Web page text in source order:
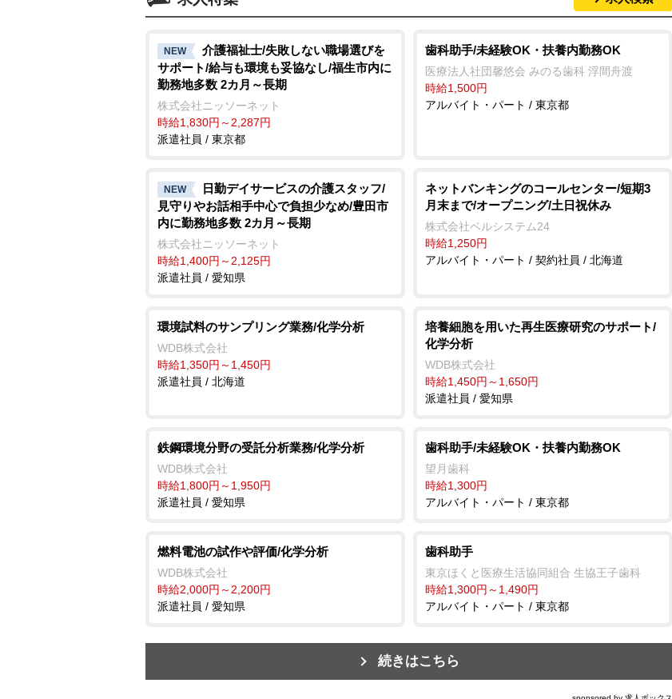
e
NEW
介護福祉士/失敗しない職場選びを
サポート/給与も環境も妥協なし/福生市内に
勤務地多数 2カ月～長期
株式会社ニッソーネット
時給1,830円～2,287円
派遣社員 / 東京都
歯科助手/未経験OK・扶養内勤務OK
医療法人社団馨悠会 みのる歯科 浮間舟渡
時給1,500円
アルバイト・パート / 東京都
NEW
日勤デイサービスの介護スタッフ/
見守りやお話相手中心で負担少なめ/豊田市
内に勤務地多数 2カ月～長期
株式会社ニッソーネット
時給1,400円～2,125円
派遣社員 / 愛知県
ネットバンキングのコールセンター/短期3
月末まで/オープニング/土日祝休み
株式会社ベルシステム24
時給1,250円
アルバイト・パート / 契約社員 / 北海道
環境試料のサンプリング業務/化学分析
WDB株式会社
時給1,350円～1,450円
派遣社員 / 北海道
培養細胞を用いた再生医療研究のサポート/
化学分析
WDB株式会社
時給1,450円～1,650円
派遣社員 / 愛知県
鉄鋼環境分野の受託分析業務/化学分析
WDB株式会社
時給1,800円～1,950円
派遣社員 / 愛知県
歯科助手/未経験OK・扶養内勤務OK
望月歯科
時給1,300円
アルバイト・パート / 東京都
燃料電池の試作や評価/化学分析
WDB株式会社
時給2,000円～2,200円
派遣社員 / 愛知県
歯科助手
東京ほくと医療生活協同組合 生協王子歯科
時給1,300円～1,490円
アルバイト・パート / 東京都
続きはこちら